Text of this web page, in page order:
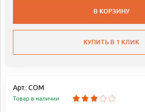
В КОРЗИНУ
КУПИТЬ В 1 КЛИК
Арт.: COM
Товар в наличии